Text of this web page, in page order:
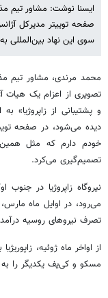
ایسنا نوشت: مشاور تیم
صفحه توییتر مدیرکل
سوی این نهاد بین‌المللی
محمد مرندی، مشاور تیم
تصویری از اعزام یک هیات
و پشتیبانی از زاپروژیا»
خودم دارم که مثل همین
تصمیم‌گیری می‌کرد.
نیروگاه زاپروژیا در
می‌رود، در اوایل ماه
تصرف نیروهای روسیه
از اواخر ماه ژوئیه،
مسکو و کی‌یف یکدیگر را